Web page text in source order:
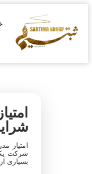
شرایط
شرکت
بسیاری